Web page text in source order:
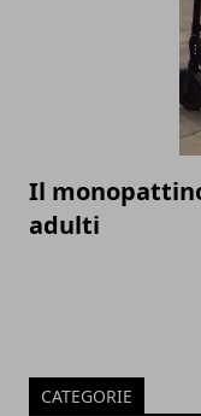
Il
adulti
CATEGORIE